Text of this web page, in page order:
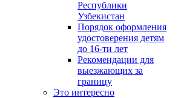
Республики
Узбекистан
Порядок оформления
удостоверения детям
до 16-ти лет
Рекомендации для
выезжающих за
границу
Это интересно